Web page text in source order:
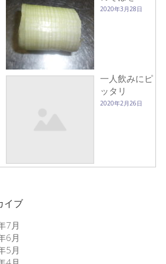
2020年3月28日
一人飲みにピ
ッタリ
2020年2月26日
イブ
7月
6月
5月